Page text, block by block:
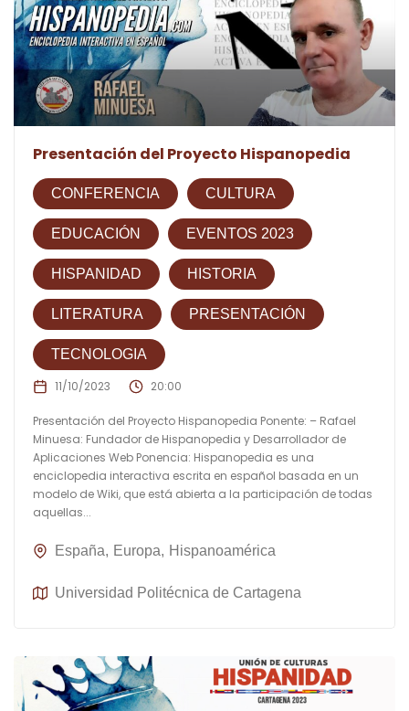
Presentación del Proyecto Hispanopedia
CONFERENCIA CULTURA
EDUCACIÓN EVENTOS 2023
HISPANIDAD HISTORIA
LITERATURA PRESENTACIÓN
TECNOLOGIA
11/10/2023 20:00
Presentación del Proyecto Hispanopedia Ponente: – Rafael
Minuesa: Fundador de Hispanopedia y Desarrollador de
Aplicaciones Web Ponencia: Hispanopedia es una
enciclopedia interactiva escrita en español basada en un
modelo de Wiki, que está abierta a la participación de todas
aquellas...
España Europa Hispanoamérica
Universidad Politécnica de Cartagena